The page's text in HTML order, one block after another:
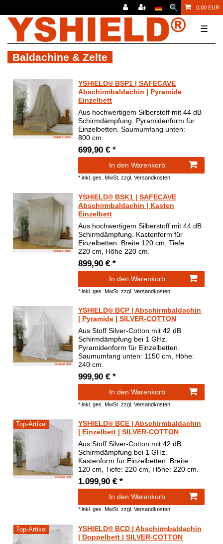
0,00 EUR
☰
Baldachine & Zelte
YSHIELD® BSP1 | SAFECAVE
Abschirmbaldachin | Pyramide
Einzelbett
Aus hochwertigem Silberstoff mit 44 dB
Schirmdämpfung. Pyramidenform für
Einzelbetten. Saumumfang unten:
800 cm.
699,90 € *
In den Warenkorb
*inkl. ges. MwSt. zzgl.Versandkosten
YSHIELD® BSK1 | SAFECAVE
Abschirmbaldachin | Kasten
Einzelbett
Aus hochwertigem Silberstoff mit 44 dB
Schirmdämpfung. Kastenform für
Einzelbetten. Breite 120 cm, Tiefe
220 cm, Höhe 220 cm.
899,90 € *
In den Warenkorb
*inkl. ges. MwSt. zzgl.Versandkosten
YSHIELD® BCP | Abschirmbaldachin
| Pyramide | SILVER-COTTON
Aus Stoff Silver-Cotton mit 42 dB
Schirmdämpfung bei 1 GHz.
Pyramidenform für Einzelbetten.
Saumumfang unten: 1150 cm, Höhe:
240 cm.
999,90 € *
In den Warenkorb
*inkl. ges. MwSt. zzgl.Versandkosten
Top-Artikel
YSHIELD® BCE | Abschirmbaldachin
| Einzelbett | SILVER-COTTON
Aus Stoff Silver-Cotton mit 42 dB
Schirmdämpfung bei 1 GHz.
Kastenform für Einzelbetten. Breite:
120 cm, Tiefe: 220 cm, Höhe: 220 cm.
1.099,90 € *
In den Warenkorb
*inkl. ges. MwSt. zzgl.Versandkosten
Top-Artikel
YSHIELD® BCD | Abschirmbaldachin
| Doppelbett | SILVER-COTTON